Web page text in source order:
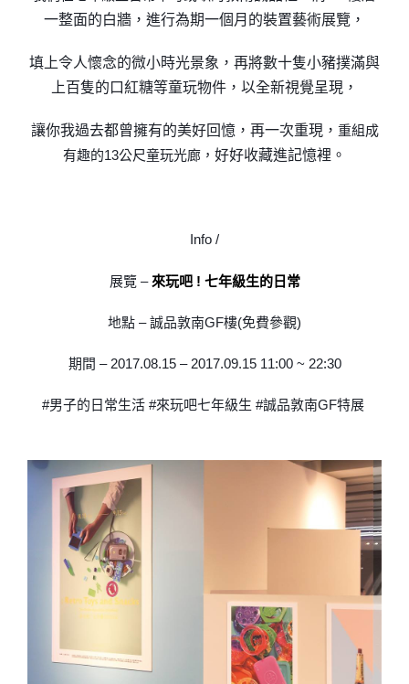
一整面的白牆， 進行為期一個月的裝置藝術展覽，
填上令人懷念的微小時光景象， 再將數十隻小豬撲滿與
上百隻的口紅糖等童玩物件， 以全新視覺呈現，
讓你我過去都曾擁有的美好回憶，再一次重現， 重組成
有趣的13公尺童玩光廊， 好好收藏進記憶裡。
Info /
展覽 – 來玩吧 ! 七年級生的日常
地點 – 誠品敦南GF樓(免費參觀)
期間 – 2017.08.15 – 2017.09.15 11:00 ~ 22:30
#男子的日常生活 #來玩吧七年級生 #誠品敦南GF特展